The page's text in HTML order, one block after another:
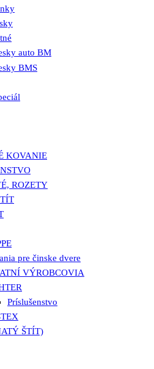
auto BM
BMS
KOVANIE
ROZETY
pre činske dvere
VÝROBCOVIA
Príslušenstvo
ŠTÍT)